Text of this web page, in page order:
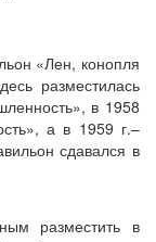
«Лен, конопля
разместилась
в 1958
а в 1959 г.–
сдавался в
разместить в